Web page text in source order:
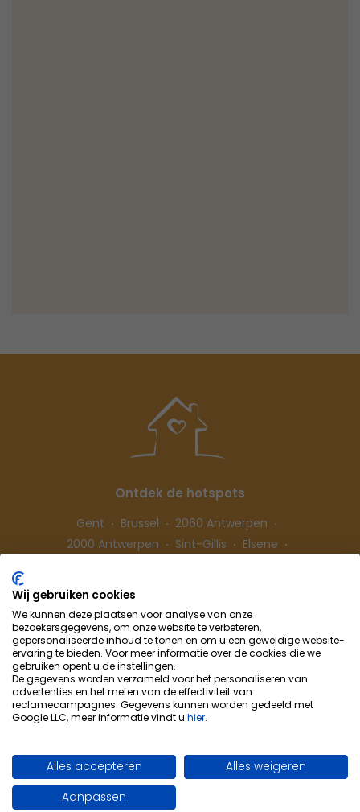
Ontdek de hotspots
Gent Brussel
2060 Antwerpen
2000 Antwerpen
Sint-Gillis
Elsene
Volg ons
Info & Contact
Privacybeleid
Cookievoorkeuren
Gebruiksvoorwaarden
Site by WebSpecialist
Wij gebruiken cookies
We kunnen deze plaatsen voor analyse van onze
bezoekersgegevens, om onze website te verbeteren,
gepersonaliseerde inhoud te tonen en om u een geweldige website-
ervaring te bieden. Voor meer informatie over de cookies die we
gebruiken opent u de instellingen.
De gegevens worden verzameld voor het personaliseren van
advertenties en het meten van de effectiviteit van
reclamecampagnes. Gegevens kunnen worden gedeeld met
Google LLC, meer informatie vindt u hier.
Alles accepteren
Alles weigeren
Aanpassen